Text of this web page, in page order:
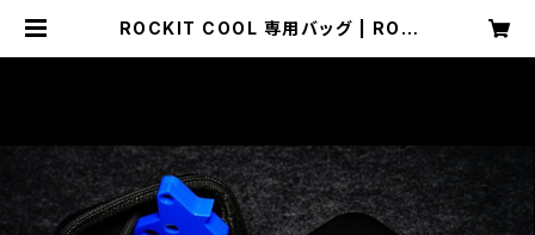
ROCKIT COOL 専用バッグ | ROC